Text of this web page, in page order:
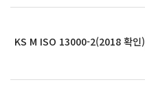
KS M ISO 13000-2(2018 확인)